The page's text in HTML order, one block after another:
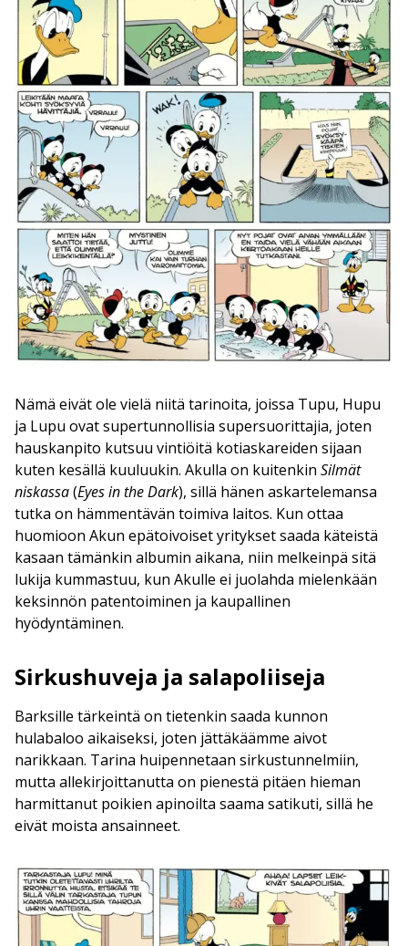
Nämä eivät ole vielä niitä tarinoita, joissa Tupu, Hupu
ja Lupu ovat supertunnollisia supersuorittajia, joten
hauskanpito kutsuu vintiöitä kotiaskareiden sijaan
kuten kesällä kuuluukin. Akulla on kuitenkin Silmät
niskassa(Eyes in the Dark), sillä hänen askartelemansa
tutka on hämmentävän toimiva laitos. Kun ottaa
huomioon Akun epätoivoiset yritykset saada käteistä
kasaan tämänkin albumin aikana, niin melkeinpä sitä
lukija kummastuu, kun Akulle ei juolahda mielenkään
keksinnön patentoiminen ja kaupallinen
hyödyntäminen.
Sirkushuveja ja salapoliiseja
Barksille tärkeintä on tietenkin saada kunnon
hulabaloo aikaiseksi, joten jättäkäämme aivot
narikkaan. Tarina huipennetaan sirkustunnelmiin,
mutta allekirjoittanutta on pienestä pitäen hieman
harmittanut poikien apinoilta saama satikuti, sillä he
eivät moista ansainneet.